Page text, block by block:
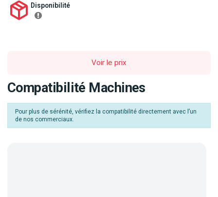
Disponibilité
Voir le prix
Compatibilité Machines
Pour plus de sérénité, vérifiez la compatibilité directement avec l’un
de nos commerciaux.